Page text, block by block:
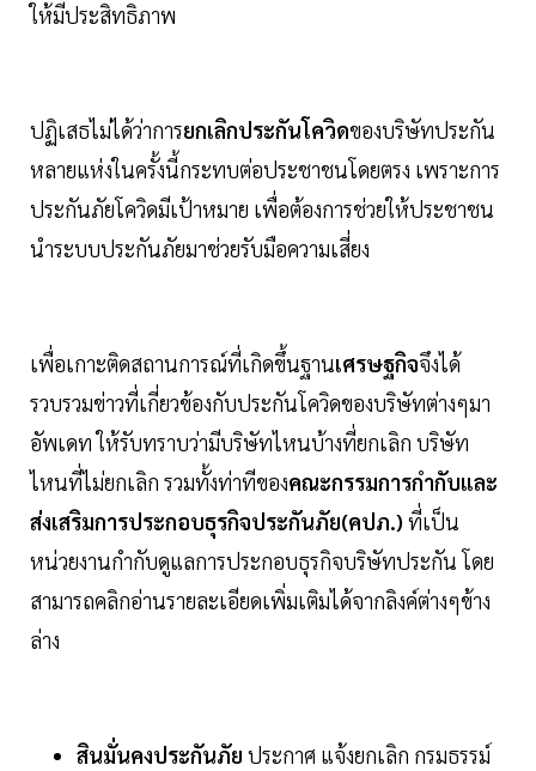
ให้มีประสิทธิภาพ
ปฏิเสธไม่ได้ว่าการยกเลิกประกันโควิดของบริษัทประกัน
หลายแห่งในครั้งนี้กระทบต่อประชาชนโดยตรง เพราะการ
ประกันภัยโควิดมีเป้าหมาย เพื่อต้องการช่วยให้ประชาชน
นำระบบประกันภัยมาช่วยรับมือความเสี่ยง
เพื่อเกาะติดสถานการณ์ที่เกิดขึ้นฐานเศรษฐกิจจึงได้
รวบรวมข่าวที่เกี่ยวข้องกับประกันโควิดของบริษัทต่างๆมา
อัพเดท ให้รับทราบว่ามีบริษัทไหนบ้างที่ยกเลิก บริษัท
ไหนที่ไม่ยกเลิก รวมทั้งท่าทีของคณะกรรมการกำกับและ
ส่งเสริมการประกอบธุรกิจประกันภัย(คปภ.) ที่เป็น
หน่วยงานกำกับดูแลการประกอบธุรกิจบริษัทประกัน โดย
สามารถคลิกอ่านรายละเอียดเพิ่มเติมได้จากลิงค์ต่างๆข้าง
ล่าง
สินมั่นคงประกันภัย ประกาศ แจ้งยกเลิก กรมธรรม์